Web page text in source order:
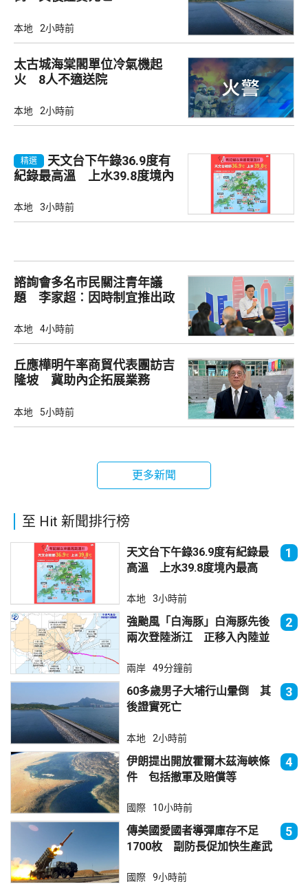
本地 2小時前
太古城海棠閣單位冷氣機起
火 8人不適送院
本地 2小時前
精選
天文台下午錄36.9度有
紀錄最高溫 上水39.8度境內
本地 3小時前
諮詢會多名市民關注青年議
題 李家超︰因時制宜推出政
本地 4小時前
丘應樺明午率商貿代表團訪吉
隆坡 冀助內企拓展業務
本地 5小時前
更多新聞
至 Hit 新聞排行榜
天文台下午錄36.9度有紀錄最
高溫 上水39.8度境內最高
1
本地 3小時前
強颱風「白海豚」白海豚先後
兩次登陸浙江 正移入內陸並
2
兩岸 49分鐘前
60多歲男子大埔行山暈倒 其
後證實死亡
3
本地 2小時前
伊朗提出開放霍爾木茲海峽條
件 包括撤軍及賠償等
4
國際 10小時前
傳美國愛國者導彈庫存不足
1700枚 副防長促加快生產武
5
國際 9小時前